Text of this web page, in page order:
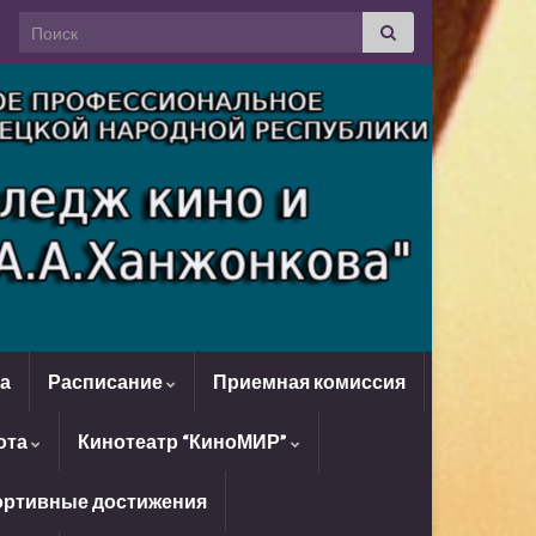
Search for:
Расписание Приемная комиссия
Кинотеатр “КиноМИР”
достижения